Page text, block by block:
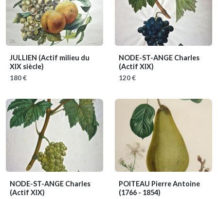
JULLIEN (Actif milieu du
XIX siècle)
180 €
NODE-ST-ANGE Charles
(Actif XIX)
120 €
NODE-ST-ANGE Charles
(Actif XIX)
POITEAU Pierre Antoine
(1766 - 1854)